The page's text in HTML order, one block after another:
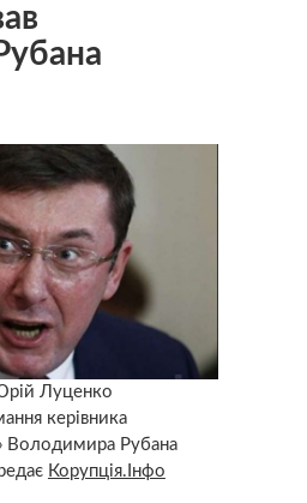
Луценко
керівника
Володимира Рубана
Корупція.Інфо